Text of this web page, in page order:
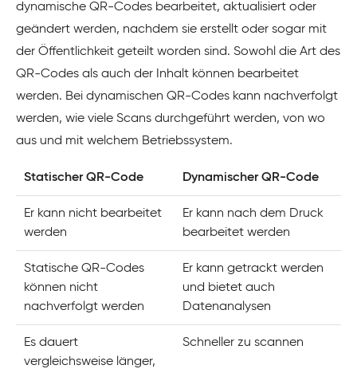
dynamische QR-Codes bearbeitet, aktualisiert oder
geändert werden, nachdem sie erstellt oder sogar mit
der Öffentlichkeit geteilt worden sind. Sowohl die Art des
QR-Codes als auch der Inhalt können bearbeitet
werden. Bei dynamischen QR-Codes kann nachverfolgt
werden, wie viele Scans durchgeführt werden, von wo
aus und mit welchem Betriebssystem.
Statischer QR-Code Dynamischer QR-Code
Er kann nicht bearbeitet
werden
Er kann nach dem Druck
bearbeitet werden
Statische QR-Codes
können nicht
nachverfolgt werden
Er kann getrackt werden
und bietet auch
Datenanalysen
Es dauert
vergleichsweise länger,
Schneller zu scannen